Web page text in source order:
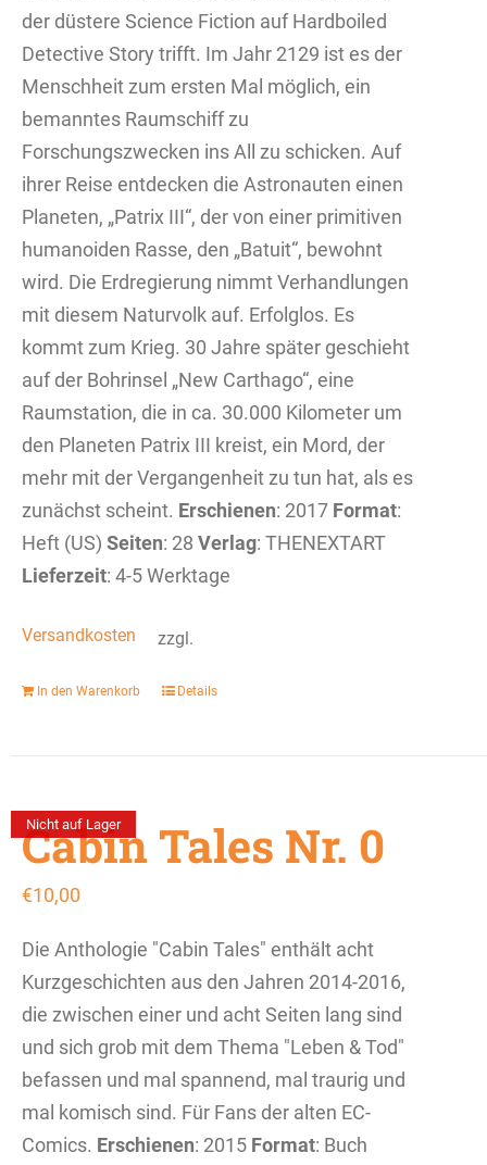
der düstere Science Fiction auf Hardboiled
Detective Story trifft. Im Jahr 2129 ist es der
Menschheit zum ersten Mal möglich, ein
bemanntes Raumschiff zu
Forschungszwecken ins All zu schicken. Auf
ihrer Reise entdecken die Astronauten einen
Planeten, „Patrix III“, der von einer primitiven
humanoiden Rasse, den „Batuit“, bewohnt
wird. Die Erdregierung nimmt Verhandlungen
mit diesem Naturvolk auf. Erfolglos. Es
kommt zum Krieg. 30 Jahre später geschieht
auf der Bohrinsel „New Carthago“, eine
Raumstation, die in ca. 30.000 Kilometer um
den Planeten Patrix III kreist, ein Mord, der
mehr mit der Vergangenheit zu tun hat, als es
zunächst scheint. Erschienen: 2017 Format:
Heft (US) Seiten: 28 Verlag: THENEXTART
Lieferzeit: 4-5 Werktage
zzgl.
Versandkosten
In den Warenkorb Details
Nicht auf Lager
Cabin Tales Nr. 0
€10,00
Die Anthologie "Cabin Tales" enthält acht
Kurzgeschichten aus den Jahren 2014-2016,
die zwischen einer und acht Seiten lang sind
und sich grob mit dem Thema "Leben & Tod"
befassen und mal spannend, mal traurig und
mal komisch sind. Für Fans der alten EC-
Comics. Erschienen: 2015 Format: Buch